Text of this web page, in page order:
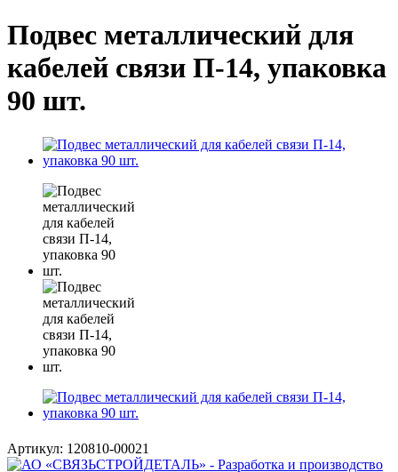
Подвес металлический для
кабелей связи П-14, упаковка
90 шт.
Артикул: 120810-00021